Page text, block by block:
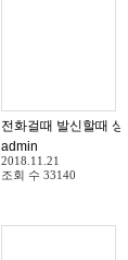
전화걸때 발신할때
admin
2018.11.21
조회 수 33140